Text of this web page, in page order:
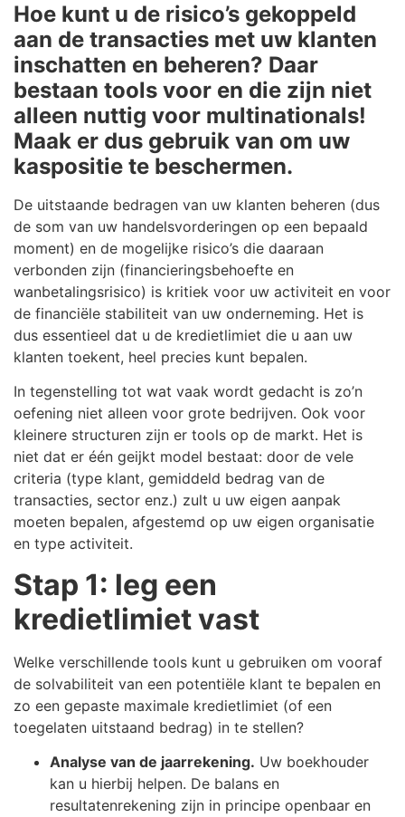
Hoe kunt u de risico’s gekoppeld
aan de transacties met uw klanten
inschatten en beheren? Daar
bestaan tools voor en die zijn niet
alleen nuttig voor multinationals!
Maak er dus gebruik van om uw
kaspositie te beschermen.
De uitstaande bedragen van uw klanten beheren (dus
de som van uw handelsvorderingen op een bepaald
moment) en de mogelijke risico’s die daaraan
verbonden zijn (financieringsbehoefte en
wanbetalingsrisico) is kritiek voor uw activiteit en voor
de financiële stabiliteit van uw onderneming. Het is
dus essentieel dat u de kredietlimiet die u aan uw
klanten toekent, heel precies kunt bepalen.
In tegenstelling tot wat vaak wordt gedacht is zo’n
oefening niet alleen voor grote bedrijven. Ook voor
kleinere structuren zijn er tools op de markt. Het is
niet dat er één geijkt model bestaat: door de vele
criteria (type klant, gemiddeld bedrag van de
transacties, sector enz.) zult u uw eigen aanpak
moeten bepalen, afgestemd op uw eigen organisatie
en type activiteit.
Stap 1: leg een
kredietlimiet vast
Welke verschillende tools kunt u gebruiken om vooraf
de solvabiliteit van een potentiële klant te bepalen en
zo een gepaste maximale kredietlimiet (of een
toegelaten uitstaand bedrag) in te stellen?
Analyse van de jaarrekening. Uw boekhouder
kan u hierbij helpen. De balans en
resultatenrekening zijn in principe openbaar en